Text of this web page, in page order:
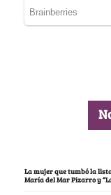
La mujer que tumbó la
María del Mar Pizarro y